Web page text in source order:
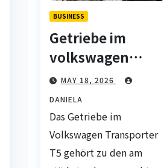
BUSINESS
Getriebe im
volkswagen
transporter t5 –
eine Übersicht
typischer
verschleißproble
me
MAY 18, 2026
DANIELA
Das Getriebe im
Volkswagen Transporter
T5 gehört zu den am